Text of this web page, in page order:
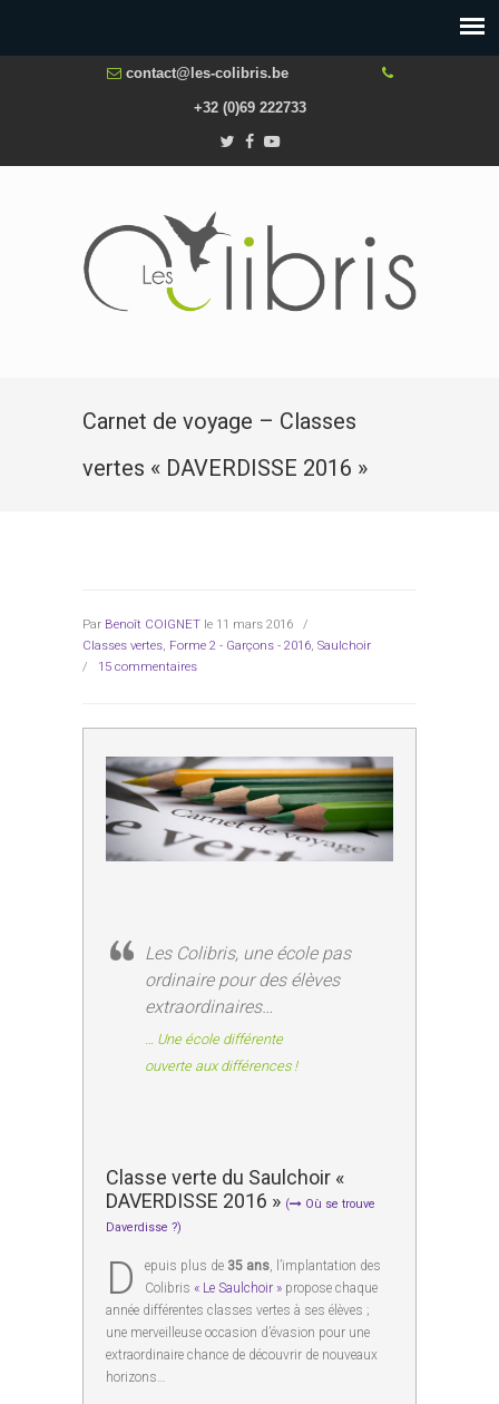
contact@les-colibris.be
+32 (0)69 222733
Carnet de voyage – Classes
vertes « DAVERDISSE 2016 »
Par Benoît COIGNET le 11 mars 2016
/
Classes vertes, Forme 2 - Garçons - 2016, Saulchoir
/ 15 commentaires
Les Colibris, une école pas
ordinaire pour des élèves
extraordinaires…
… Une école différente
ouverte aux différences !
Classe verte du Saulchoir «
DAVERDISSE 2016 » (
Où se trouve
Daverdisse ?)
D epuis plus de 35 ans, l’implantation des
Colibris « Le Saulchoir » propose chaque
année différentes classes vertes à ses élèves ;
une merveilleuse occasion d’évasion pour une
extraordinaire chance de découvrir de nouveaux
horizons…